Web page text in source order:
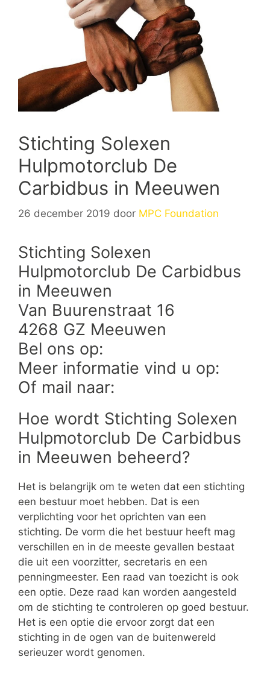
Stichting Solexen
Hulpmotorclub De
Carbidbus in Meeuwen
26 december 2019 door MPC Foundation
Stichting Solexen
Hulpmotorclub De Carbidbus
in Meeuwen
Van Buurenstraat 16
4268 GZ Meeuwen
Bel ons op:
Meer informatie vind u op:
Of mail naar:
Hoe wordt Stichting Solexen
Hulpmotorclub De Carbidbus
in Meeuwen beheerd?
Het is belangrijk om te weten dat een stichting
een bestuur moet hebben. Dat is een
verplichting voor het oprichten van een
stichting. De vorm die het bestuur heeft mag
verschillen en in de meeste gevallen bestaat
die uit een voorzitter, secretaris en een
penningmeester. Een raad van toezicht is ook
een optie. Deze raad kan worden aangesteld
om de stichting te controleren op goed bestuur.
Het is een optie die ervoor zorgt dat een
stichting in de ogen van de buitenwereld
serieuzer wordt genomen.